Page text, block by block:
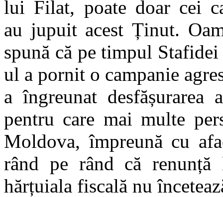
lui Filat, poate doar cei
au jupuit acest Ținut.
spună că pe timpul
ul a pornit o campanie
a îngreunat
pentru care mai multe
Moldova, împreună cu
rând pe rând că
hărțuiala fiscală nu